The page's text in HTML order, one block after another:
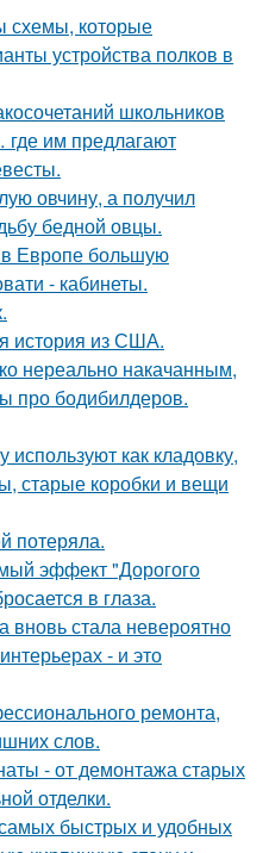
схемы, которые
устройства полков в
школьников
где им предлагают
овчину, а получил
бедной овцы.
Европе большую
- кабинеты.
история из США.
нереально накачанным,
про бодибилдеров.
как кладовку,
старые коробки и вещи
потеряла.
эффект "Дорогого
в глаза.
вновь стала невероятно
- и это
ремонта,
слов.
- от демонтажа старых
отделки.
быстрых и удобных